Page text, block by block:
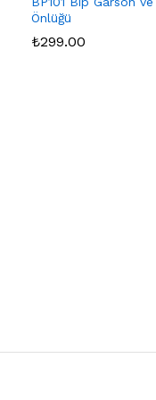
Önlüğü
₺299.00
₺299.00